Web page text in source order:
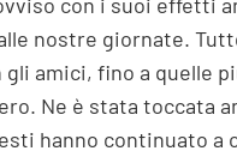
nostre giornate.
amici, fino a quelle
Ne è stata toccata
hanno continuato